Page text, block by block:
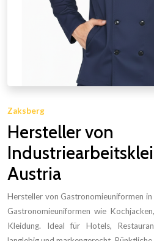
Zaksberg
Hersteller von
Austria
Hersteller von Gastronomieuniformen
Gastronomieuniformen wie
Kleidung. Ideal für Hotels,